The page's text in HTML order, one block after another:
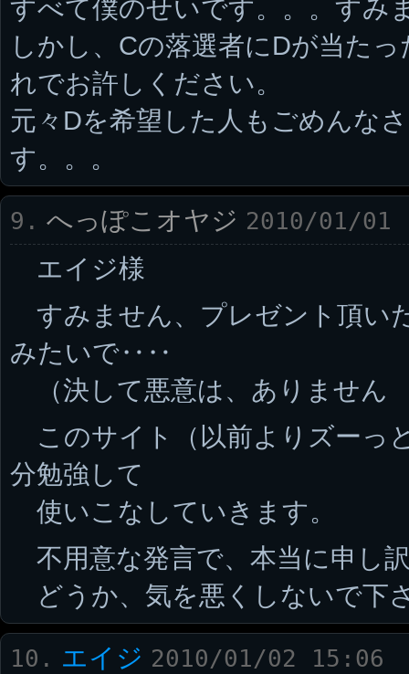
すべて僕のせいです。。。すみ
しかし、Cの落選者にDが当た
れでお許しください。
元々Dを希望した人もごめんな
す。。。
9. へっぽこオヤジ 2010/01/01
エイジ様
すみません、プレゼント頂い
みたいで‥‥
（決して悪意は、ありませ
このサイト（以前よりズーっ
分勉強して
使いこなしていきます。
不用意な発言で、本当に申し
どうか、気を悪くしないで下
10. エイジ 2010/01/02 15:06